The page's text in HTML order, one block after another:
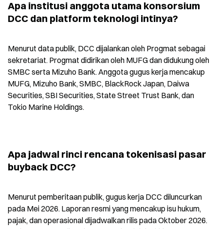
Apa institusi anggota utama konsorsium
DCC dan platform teknologi intinya?
Menurut data publik, DCC dijalankan oleh Progmat sebagai
sekretariat. Progmat didirikan oleh MUFG dan didukung oleh
SMBC serta Mizuho Bank. Anggota gugus kerja mencakup
MUFG, Mizuho Bank, SMBC, BlackRock Japan, Daiwa
Securities, SBI Securities, State Street Trust Bank, dan
Tokio Marine Holdings.
Apa jadwal rinci rencana tokenisasi pasar
buyback DCC?
Menurut pemberitaan publik, gugus kerja DCC diluncurkan
pada Mei 2026. Laporan resmi yang mencakup isu hukum,
pajak, dan operasional dijadwalkan rilis pada Oktober 2026.